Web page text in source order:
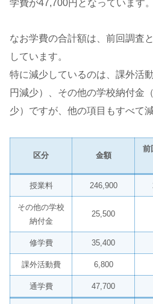
学費が47,700円となっています。
なお学費の合計額は、前回調査
しています。
特に減少しているのは、課外活
円減少）、その他の学校納付金
少）ですが、他の項目もすべて
区分 金額
前
授業料 246,900
その他の学校
納付金
25,500
修学費 35,400
課外活動費 6,800
通学費 47,700